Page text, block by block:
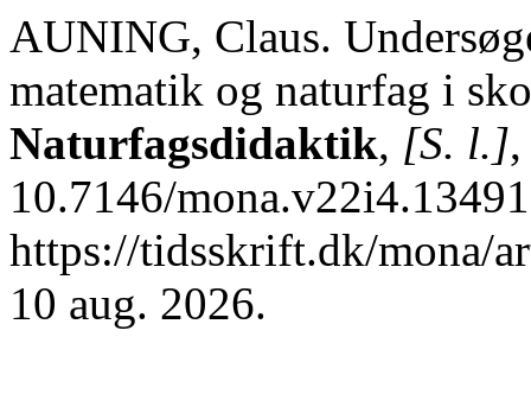
AUNING, Claus.
matematik og naturfag i
Naturfagsdidaktik, [S. l.]
10.7146/
https://tidsskrift.dk/mona/
10 aug. 2026.